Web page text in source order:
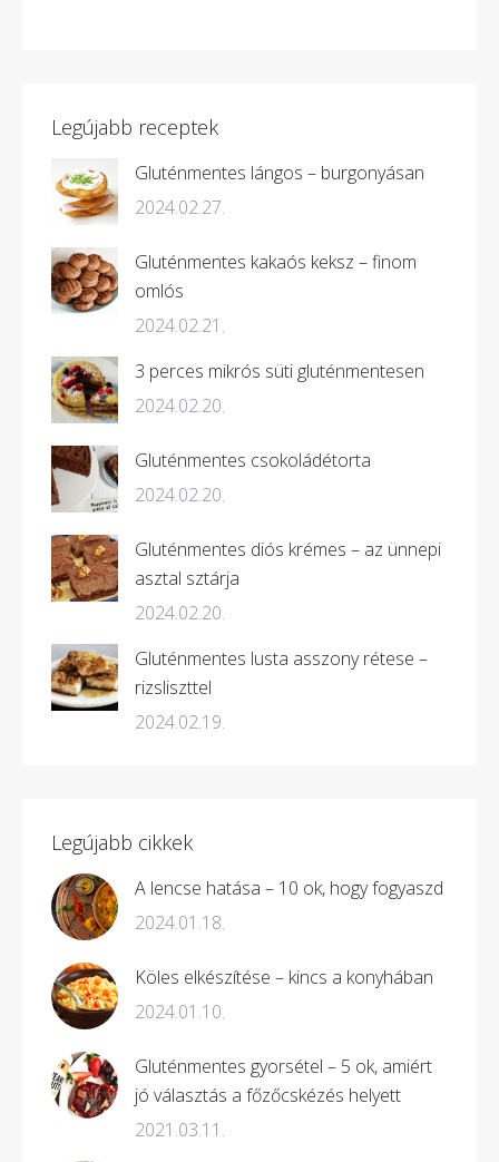
Legújabb receptek
Gluténmentes lángos – burgonyásan
2024.02.27.
Gluténmentes kakaós keksz – finom
omlós
2024.02.21.
3 perces mikrós süti gluténmentesen
2024.02.20.
Gluténmentes csokoládétorta
2024.02.20.
Gluténmentes diós krémes – az ünnepi
asztal sztárja
2024.02.20.
Gluténmentes lusta asszony rétese –
rizsliszttel
2024.02.19.
Legújabb cikkek
A lencse hatása – 10 ok, hogy fogyaszd
2024.01.18.
Köles elkészítése – kincs a konyhában
2024.01.10.
Gluténmentes gyorsétel – 5 ok, amiért
jó választás a főzőcskézés helyett
2021.03.11.